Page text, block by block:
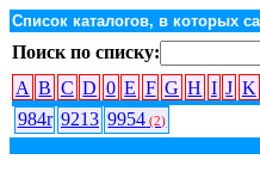
Список каталогов, в которых
Поиск по списку:
A B C D 0 E F G H I J K
984r 9213 9954 (2)